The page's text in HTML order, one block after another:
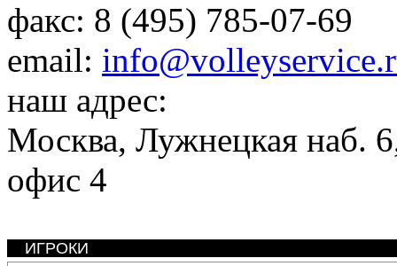
факс: 8 (495) 785-07-69
email:
наш адрес:
Москва, Лужнецкая наб.
офис 4
ИГРОКИ